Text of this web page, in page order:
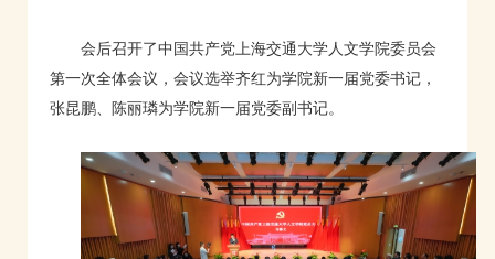
会后召开了中国共产党上海交通大学人文学院委员会
第一次全体会议，会议选举齐红为学院新一届党委书记，
张昆鹏、陈丽璘为学院新一届党委副书记。